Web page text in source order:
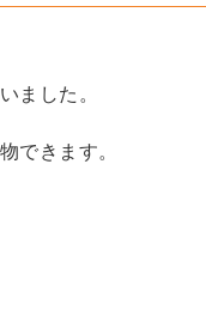
ました。
できます。